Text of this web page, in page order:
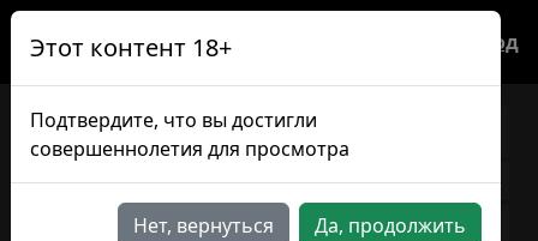
Вход
Этот контент 18+
Подтвердите, что вы достигли
совершеннолетия для просмотра
Нет, вернуться Да, продолжить
EN/RUMaelstrom
Версия игры: 1.0
Продолжительность: ~8ч 0мин